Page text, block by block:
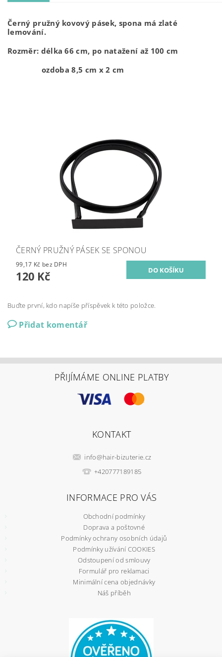
Černý pružný kovový pásek, spona má zlaté
lemování.
Rozměr: délka 66 cm, po natažení až 100 cm
ozdoba 8,5 cm x 2 cm
ČERNÝ PRUŽNÝ PÁSEK SE SPONOU
99,17 Kč bez DPH
120 Kč
Buďte první, kdo napíše příspěvek k této položce.
Přidat komentář
PŘIJÍMÁME ONLINE PLATBY
KONTAKT
info@hair-bizuterie.cz
+420777189185
INFORMACE PRO VÁS
Obchodní podmínky
Doprava a poštovné
Podmínky ochrany osobních údajů
Podmínky užívání COOKIES
Odstoupení od smlouvy
Formulář pro reklamaci
Minimální cena objednávky
Náš příběh